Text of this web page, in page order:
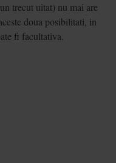
trecut uitat) nu mai are
doua posibilitati, in
fi facultativa.